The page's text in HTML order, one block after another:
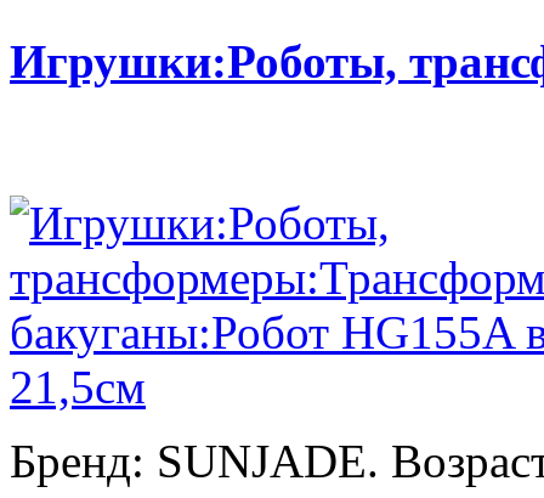
Игрушки:Роботы,
Бренд: SUNJADE.